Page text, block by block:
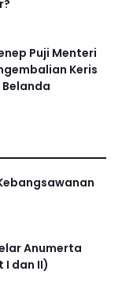
Puji Menteri
Keris
Anumerta
I dan II)